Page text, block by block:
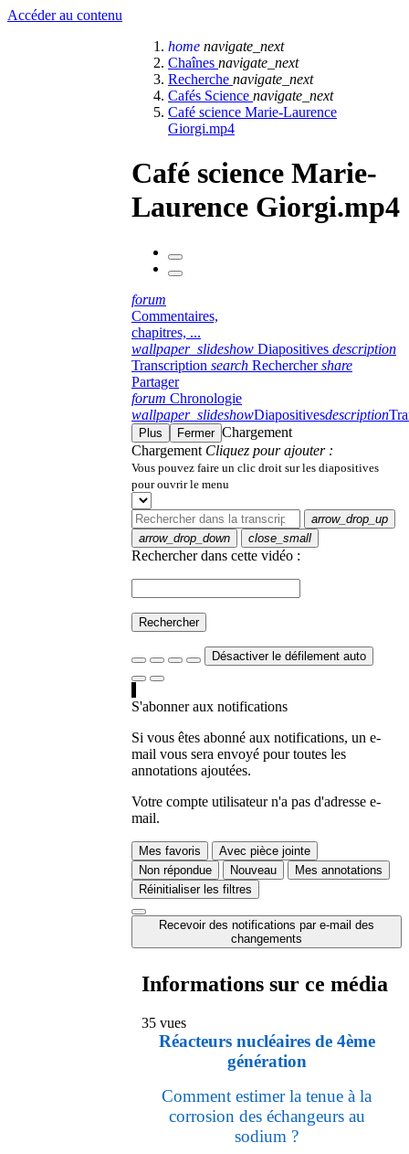
Accéder au contenu
home navigate_next
Chaînes navigate_next
Recherche navigate_next
Cafés Science navigate_next
Café science Marie-Laurence
Giorgi.mp4
Café science Marie-
Laurence Giorgi.mp4
forum
Commentaires,
chapitres, ...
wallpaper_slideshow Diapositives description
Transcription search Rechercher share
Partager
forum Chronologie
wallpaper_slideshowDiapositivesdescription
Plus Fermer Chargement
Chargement Cliquez pour ajouter :
Vous pouvez faire un clic droit sur les diapositives
pour ouvrir le menu
arrow_drop_up
arrow_drop_down
close_small
Rechercher dans cette vidéo :
Rechercher
Désactiver le défilement auto
S'abonner aux notifications
Si vous êtes abonné aux notifications, un e-
mail vous sera envoyé pour toutes les
annotations ajoutées.
Votre compte utilisateur n'a pas d'adresse e-
mail.
Mes favoris
Avec pièce jointe
Non répondue
Nouveau
Mes annotations
Réinitialiser les filtres
Recevoir des notifications par e-mail des
changements
Informations sur ce média
35 vues
Réacteurs nucléaires de 4ème
génération
Comment estimer la tenue à la
corrosion des échangeurs au
sodium ?